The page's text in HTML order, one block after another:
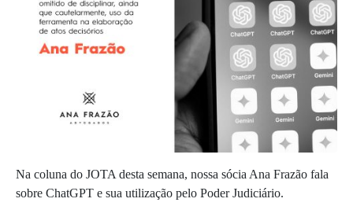
Na coluna do JOTA desta semana, nossa sócia Ana Frazão fala
sobre ChatGPT e sua utilização pelo Poder Judiciário.